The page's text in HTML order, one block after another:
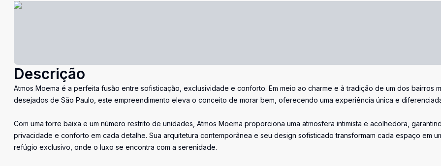
Descrição
Atmos Moema é a perfeita fusão entre sofisticação, exclusividade e conforto. Em meio ao charme e à tradição de um dos bairros
desejados de São Paulo, este empreendimento eleva o conceito de morar bem, oferecendo uma experiência única e
Com uma torre baixa e um número restrito de unidades, Atmos Moema proporciona uma atmosfera intimista e acolhedora,
privacidade e conforto em cada detalhe. Sua arquitetura contemporânea e seu design sofisticado transformam cada espaço em
refúgio exclusivo, onde o luxo se encontra com a serenidade.